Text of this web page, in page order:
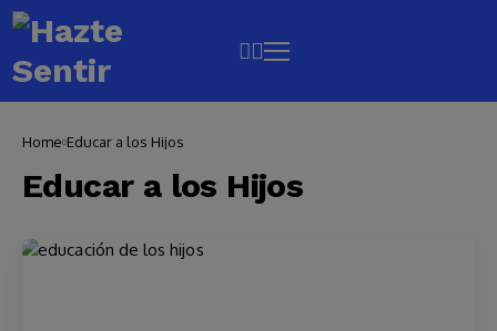
Home Educar a los Hijos
Educar a los Hijos